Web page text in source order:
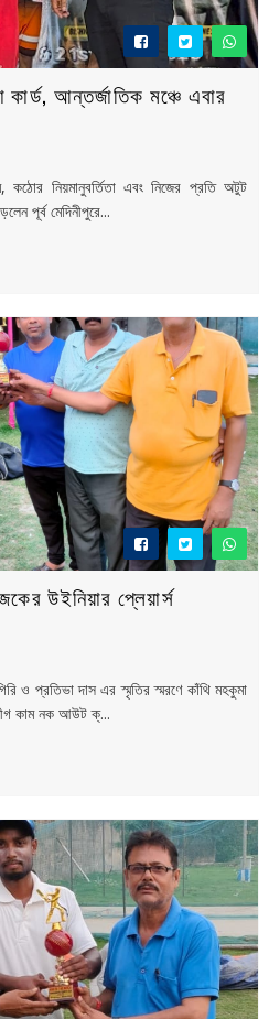
আন্তর্জাতিক মঞ্চে এবার
কঠোর নিয়মানুবর্তিতা এবং নিজের প্রতি অটুট
পূর্ব মেদিনীপুরে...
উইনিয়ার প্লেয়ার্স
ও প্রতিভা দাস এর স্মৃতির স্মরণে কাঁথি মহকুমা
কাম নক আউট ক্...